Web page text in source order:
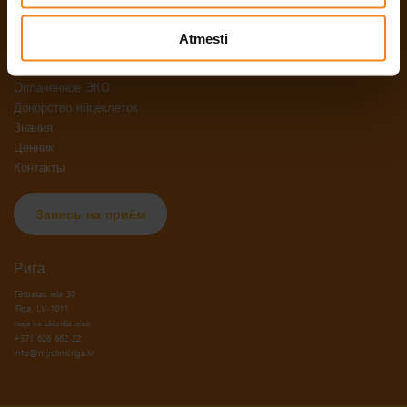
Atmesti
Рига
Tērbatas iela 30
(ieeja no Lāčplēša ielas)
+371 626 662 22
info@myclinicriga.lv
ЭКО
Гистерорезекстоскопия
Оплаченное ЭКО
Донорство яйцеклеток
Знания
Ценник
Контакты
Запись на приём